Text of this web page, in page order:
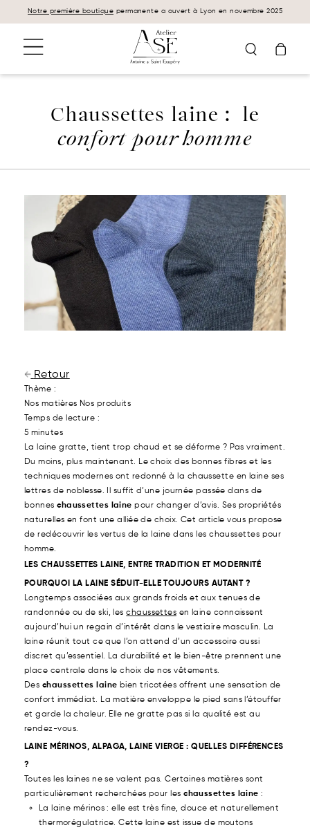
Panneau de gestion des cookies
Notre première boutique permanente a ouvert à Lyon en novembre 2025
Chaussettes laine : le
confort pour homme
Retour
Thème :
Nos matières Nos produits
Temps de lecture :
5 minutes
La laine gratte, tient trop chaud et se déforme ? Pas vraiment.
Du moins, plus maintenant. Le choix des bonnes fibres et les
techniques modernes ont redonné à la chaussette en laine ses
lettres de noblesse. Il suffit d’une journée passée dans de
bonneschaussettes laine pour changer d’avis. Ses propriétés
naturelles en font une alliée de choix. Cet article vous propose
de redécouvrir les vertus de la laine dans les chaussettes pour
homme.
LES CHAUSSETTES LAINE, ENTRE TRADITION ET MODERNITÉ
POURQUOI LA LAINE SÉDUIT-ELLE TOUJOURS AUTANT ?
Longtemps associées aux grands froids et aux tenues de
randonnée ou de ski, leschaussettes en laine connaissent
aujourd’hui un regain d’intérêt dans le vestiaire masculin. La
laine réunit tout ce que l’on attend d’un accessoire aussi
discret qu’essentiel. La durabilité et le bien-être prennent une
place centrale dans le choix de nos vêtements.
Des chaussettes laine bien tricotées offrent une sensation de
confort immédiat. La matière enveloppe le pied sans l’étouffer
et garde la chaleur. Elle ne gratte pas si la qualité est au
rendez-vous.
LAINE MÉRINOS, ALPAGA, LAINE VIERGE : QUELLES DIFFÉRENCES
?
Toutes les laines ne se valent pas. Certaines matières sont
particulièrement recherchées pour leschaussettes laine :
La laine mérinos : elle est très fine, douce et naturellement
thermorégulatrice. Cette laine est issue de moutons